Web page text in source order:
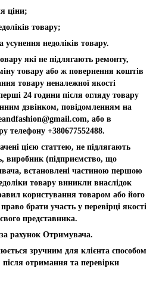
ціни;
товару;
недоліків товару.
які не підлягають ремонту,
товару або ж повернення коштів
товару неналежної якості
24 години після огляду товару
дзвінком, повідомленням на
, або в
телефону +380677552488.
цією статтею, не підлягають
виробник (підприємство, що
встановлені частиною першою
товару виникли внаслідок
користування товаром або його
брати участь у перевірці якості
представника.
рахунок Отримувача.
зручним для клієнта способом
отримання та перевірки